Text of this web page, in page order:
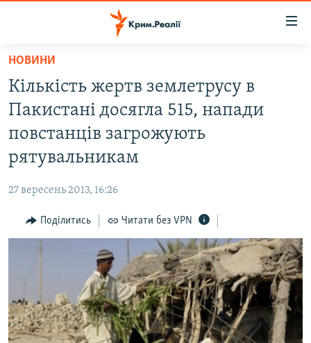
Перейти
основного
матеріалу
до
основної
Перейти
пошуку
ВІДЕО ТА ФОТО
ПОГЛЯД
ІНТЕРВ'Ю
ВСЕ ЗА ДЕНЬ
СПЕЦПРОЕКТИ
ДЕПОРТАЦІЯ
ВІДЕОУРОКИ «ELIFBE»
ЯК ОБІЙТИ БЛОКУВАННЯ
Русский
НОВИНИ
Кількість жертв землетрусу в
Пакистані досягла 515, напади
повстанців загрожують
рятувальникам
27 вересень 2013, 16:26
Поділитись Читати без VPN